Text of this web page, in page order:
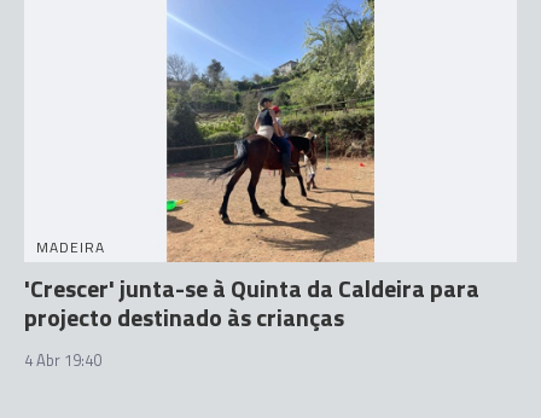
MADEIRA
'Crescer' junta-se à Quinta da Caldeira para
projecto destinado às crianças
4 Abr 19:40